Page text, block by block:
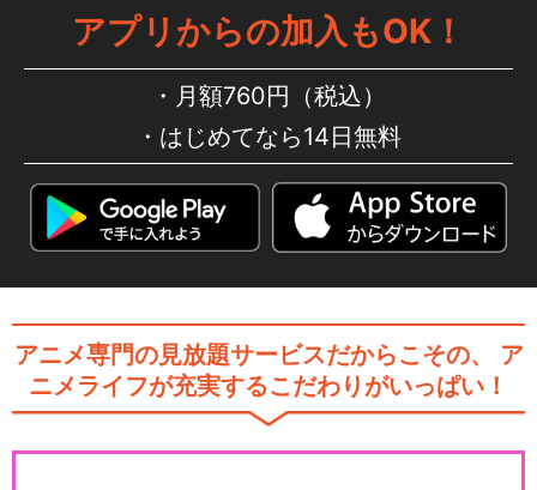
アプリからの加入もOK！
月額760円（税込）
はじめてなら14日無料
アニメ専門の見放題サービスだからこその、
ア
ニメライフが充実するこだわりがいっぱい！